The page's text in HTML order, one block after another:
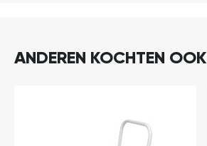
ANDEREN KOCHTEN OOK